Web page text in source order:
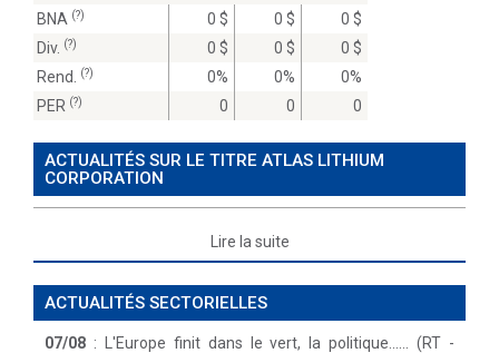
BNA (?) 0 $ 0 $
0 $
Div. (?) 0 $ 0 $
0 $
Rend.
(?) 0% 0%
0%
PER (?) 0 0 0
ACTUALITÉS SUR LE TITRE ATLAS LITHIUM
CORPORATION
Lire la suite
ACTUALITÉS SECTORIELLES
07/08 :
L'Europe finit dans le vert, la politique...… (RT -